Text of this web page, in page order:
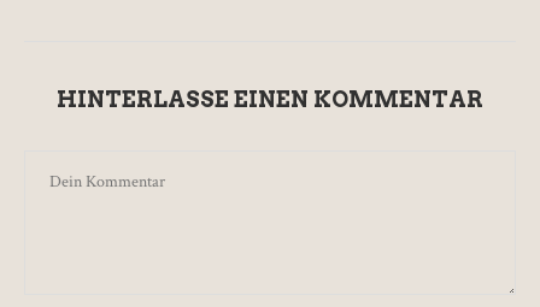
HINTERLASSE EINEN KOMMENTAR